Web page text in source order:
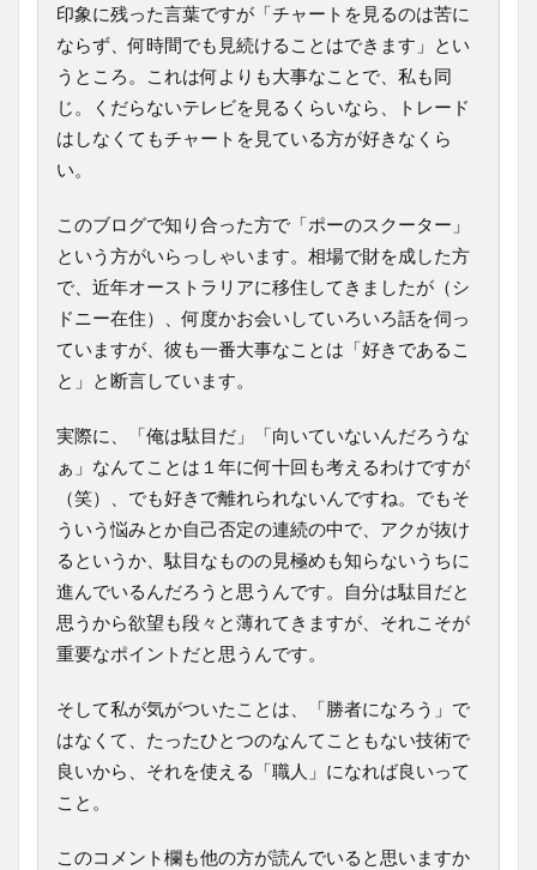
印象に残った言葉ですが「チャートを見るのは苦に
ならず、何時間でも見続けることはできます」とい
うところ。これは何よりも大事なことで、私も同
じ。くだらないテレビを見るくらいなら、トレード
はしなくてもチャートを見ている方が好きなくら
い。
このブログで知り合った方で「ポーのスクーター」
という方がいらっしゃいます。相場で財を成した方
で、近年オーストラリアに移住してきましたが（シ
ドニー在住）、何度かお会いしていろいろ話を伺っ
ていますが、彼も一番大事なことは「好きであるこ
と」と断言しています。
実際に、「俺は駄目だ」「向いていないんだろうな
ぁ」なんてことは１年に何十回も考えるわけですが
（笑）、でも好きで離れられないんですね。でもそ
ういう悩みとか自己否定の連続の中で、アクが抜け
るというか、駄目なものの見極めも知らないうちに
進んでいるんだろうと思うんです。自分は駄目だと
思うから欲望も段々と薄れてきますが、それこそが
重要なポイントだと思うんです。
そして私が気がついたことは、「勝者になろう」で
はなくて、たったひとつのなんてこともない技術で
良いから、それを使える「職人」になれば良いって
こと。
このコメント欄も他の方が読んでいると思いますか